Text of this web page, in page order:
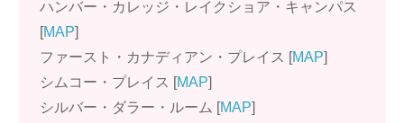
ハンバー・カレッジ・レイクショア・キャンパス
[MAP]
ファースト・カナディアン・プレイス [MAP]
シムコー・プレイス [MAP]
シルバー・ダラー・ルーム [MAP]